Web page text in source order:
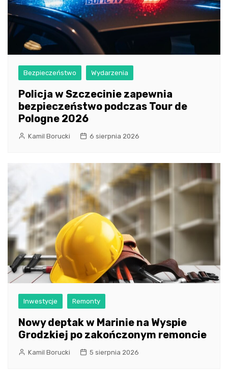
Bezpieczeństwo Wydarzenia
Policja w Szczecinie zapewnia
bezpieczeństwo podczas Tour de
Pologne 2026
Kamil Borucki 6 sierpnia 2026
Inwestycje Remonty
Nowy deptak w Marinie na Wyspie
Grodzkiej po zakończonym remoncie
Kamil Borucki 5 sierpnia 2026